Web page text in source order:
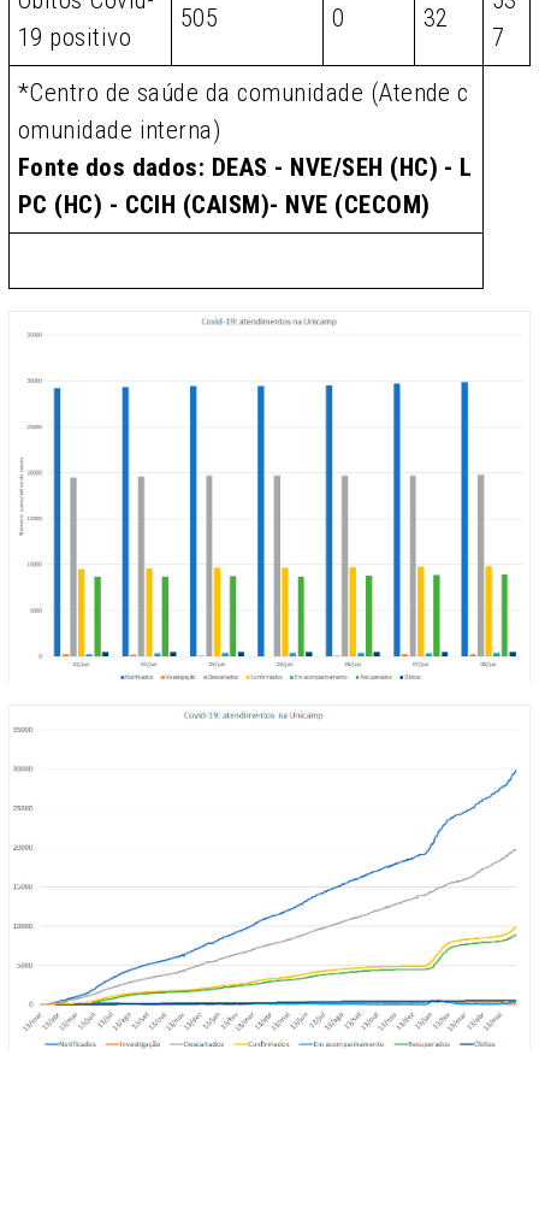
19 positivo
505 0 32
7
*Centro de saúde da comunidade (Atende c
omunidade interna)
Fonte dos dados: DEAS - NVE/SEH (HC) - L
PC (HC) - CCIH (CAISM)- NVE (CECOM)